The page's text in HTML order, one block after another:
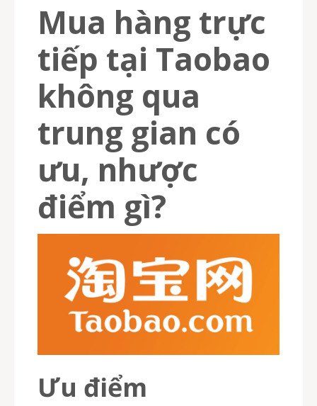
Mua hàng trực
tiếp tại Taobao
không qua
trung gian có
ưu, nhược
điểm gì?
Ưu điểm